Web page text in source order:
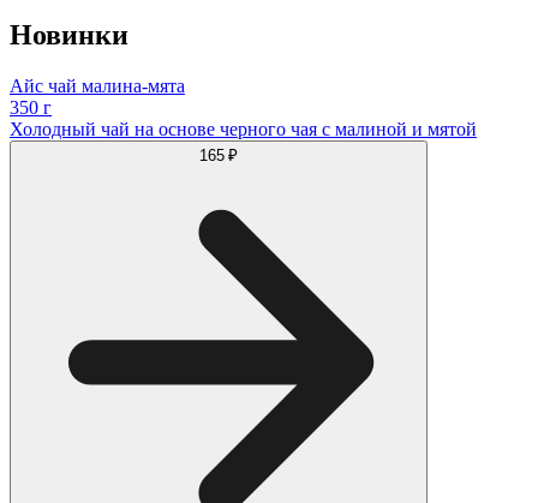
Новинки
Айс чай малина-мята
350 г
Холодный чай на основе черного чая с малиной и мятой
165 ₽